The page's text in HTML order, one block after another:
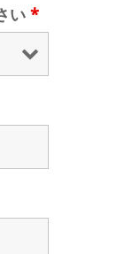
い *